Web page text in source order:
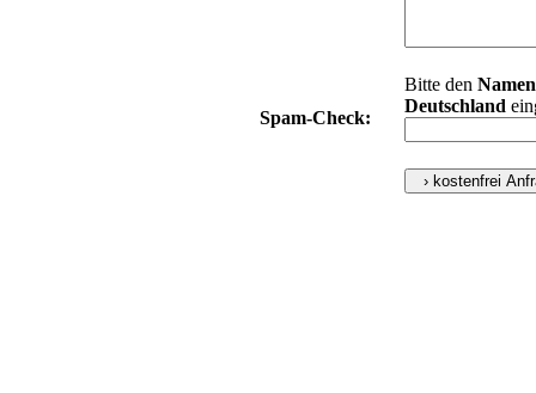
Spam-Check:
Bitte den Namen
Deutschland